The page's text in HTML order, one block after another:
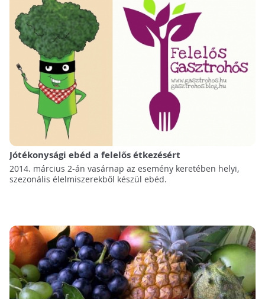
Jótékonysági ebéd a felelős étkezésért
2014. március 2-án vasárnap az esemény keretében helyi,
szezonális élelmiszerekből készül ebéd.